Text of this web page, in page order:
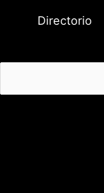
o
:
Directorio